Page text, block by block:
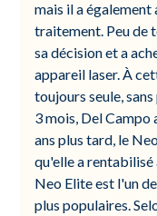
mais il a également
traitement. Peu de
sa décision et a
appareil laser. À
toujours seule,
3 mois, Del Campo
ans plus tard, le
qu'elle a rentabilisé
Neo Elite est l'un
plus populaires.